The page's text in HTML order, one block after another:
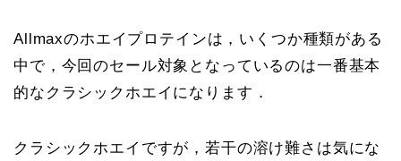
Allmaxのホエイプロテインは，いくつか種類がある
中で，今回のセール対象となっているのは一番基本
的なクラシックホエイになります．
クラシックホエイですが，若干の溶け難さは気にな